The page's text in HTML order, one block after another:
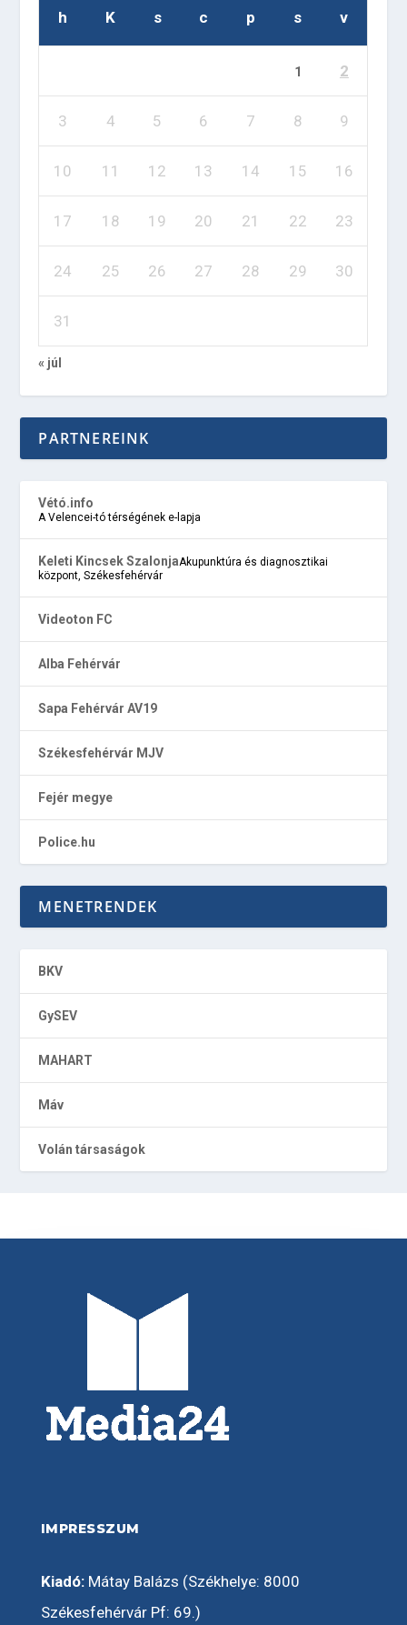
h K s c p s v
1 2
3 4 5 6 7 8 9
10 11 12 13 14 15 16
17 18 19 20 21 22 23
24 25 26 27 28 29 30
31
« júl
PARTNEREINK
Vétó.info
A Velencei-tó térségének e-lapja
Keleti Kincsek SzalonjaAkupunktúra és diagnosztikai
központ, Székesfehérvár
Videoton FC
Alba Fehérvár
Sapa Fehérvár AV19
Székesfehérvár MJV
Fejér megye
Police.hu
MENETRENDEK
BKV
GySEV
MAHART
Máv
Volán társaságok
IMPRESSZUM
Kiadó:Mátay Balázs (Székhelye: 8000
Székesfehérvár Pf: 69.)